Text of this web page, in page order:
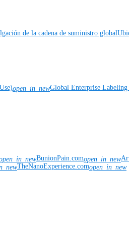
de la cadena de suministro global
open_in_newGlobal Enterprise
BunionPain.comopen_in_new
TheNanoExperience.comopen_in_new